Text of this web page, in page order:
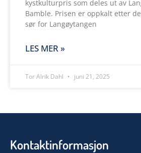
kystkulturpris som deles ut av
Bamble. Prisen er oppkalt etter
sør for Langøytangen
LES MER »
Tor Alrik Dahl juni 21, 2025
Kontaktinformasjon